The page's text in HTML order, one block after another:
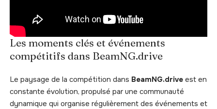
Les moments clés et événements
compétitifs dans BeamNG.drive
Le paysage de la compétition dans BeamNG.drive est en
constante évolution, propulsé par une communauté
dynamique qui organise régulièrement des événements et